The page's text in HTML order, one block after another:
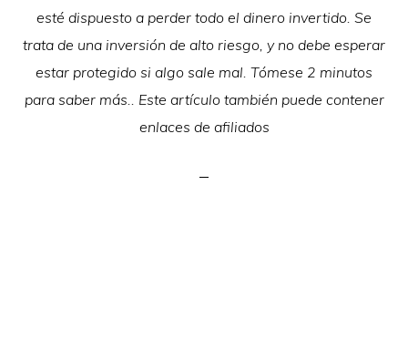
esté dispuesto a perder todo el dinero invertido. Se
trata de una inversión de alto riesgo, y no debe esperar
estar protegido si algo sale mal. Tómese 2 minutos
para saber más.. Este artículo también puede contener
enlaces de afiliados